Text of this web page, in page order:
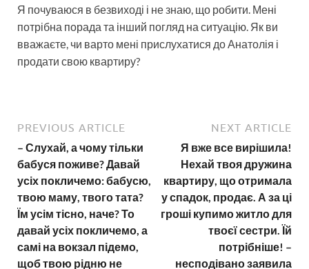
Я почуваюся в безвиході і не знаю, що робити. Мені
потрібна порада та інший погляд на ситуацію. Як ви
вважаєте, чи варто мені прислухатися до Анатолія і
продати свою квартиру?
PREVIOUS ARTICLE
– Слухай, а чому тільки
бабуся поживе? Давай
усіх покличемо: бабусю,
твою маму, твого тата?
Їм усім тісно, наче? То
давай усіх покличемо, а
самі на вокзал підемо,
щоб твою рідню не
NEXT ARTICLE
Я вже все вирішила!
Нехай твоя дружина
квартиру, що отримала
у спадок, продає. А за ці
гроші купимо житло для
твоєї сестри. Їй
потрібніше! –
несподівано заявила